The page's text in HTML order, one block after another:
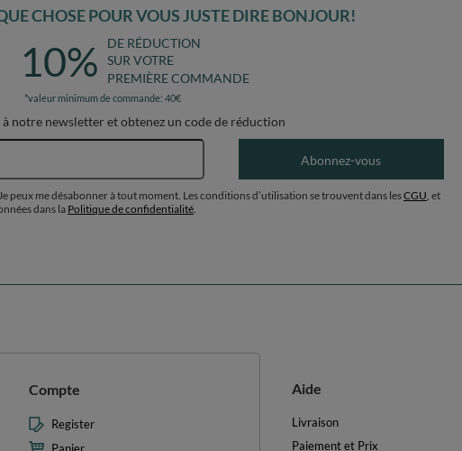
CHOSE POUR VOUS JUSTE DIRE BONJOUR!
10%
DE RÉDUCTION
SUR VOTRE
PREMIÈRE COMMANDE
*valeur minimum de commande: 40€
notre newsletter et obtenez un code de réduction
Adresse e-mail
Abonnez-vous
peux me désabonner à tout moment. Les conditions d’utilisation se trouvent dans lesCGU , et
dans la Politique de confidentialité
Compte
Register
Aide
Livraison
Paiement et Prix